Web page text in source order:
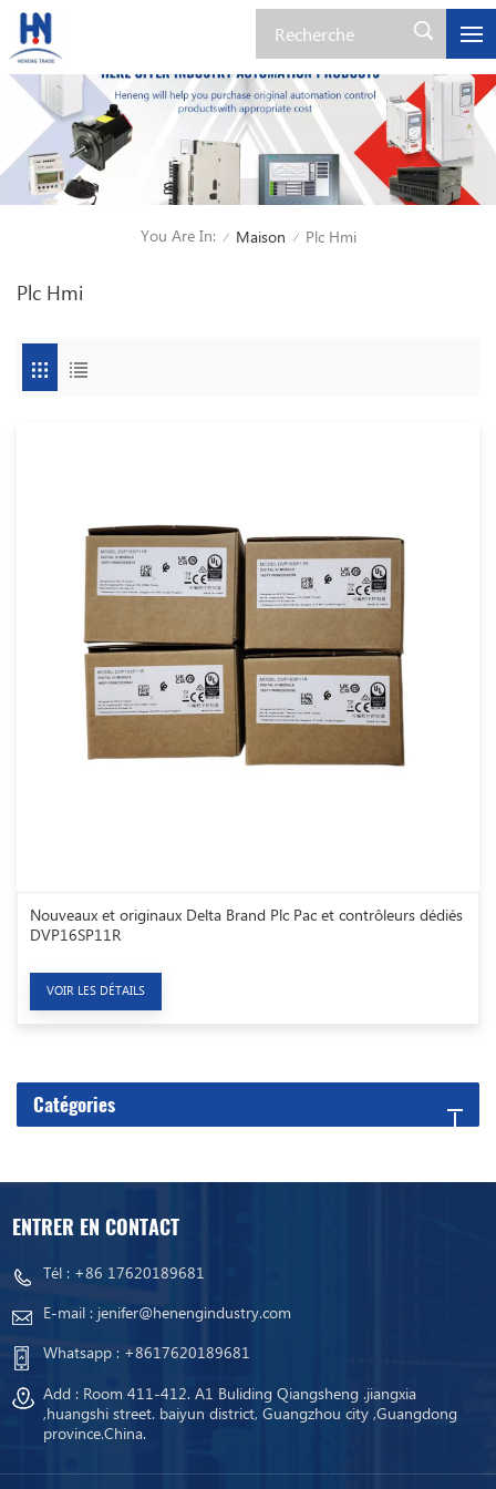
You Are In: / Maison / Plc Hmi
Plc Hmi
Nouveaux et originaux Delta Brand Plc Pac et contrôleurs dédiés
DVP16SP11R
VOIR LES DÉTAILS
Catégories
ENTRER EN CONTACT
Tél : +86 17620189681
E-mail : jenifer@henengindustry.com
Whatsapp : +8617620189681
Add : Room 411-412. A1 Buliding Qiangsheng .jiangxia
,huangshi street. baiyun district, Guangzhou city ,Guangdong
province.China.